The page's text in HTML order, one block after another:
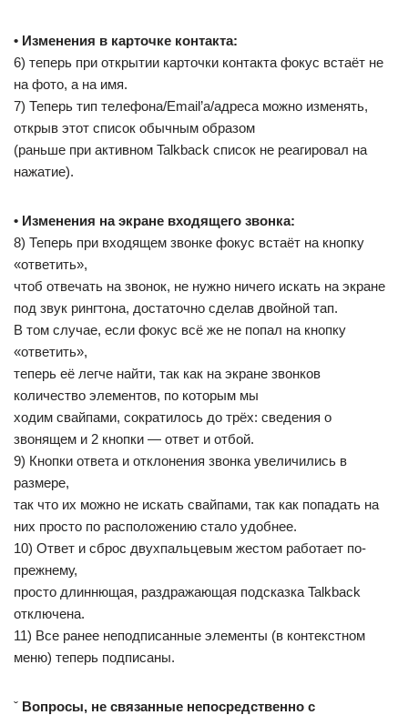
• Изменения в карточке контакта:
6) теперь при открытии карточки контакта фокус встаёт не
на фото, а на имя.
7) Теперь тип телефона/Email’а/адреса можно изменять,
открыв этот список обычным образом
(раньше при активном Talkback список не реагировал на
нажатие).
• Изменения на экране входящего звонка:
8) Теперь при входящем звонке фокус встаёт на кнопку
«ответить»,
чтоб отвечать на звонок, не нужно ничего искать на экране
под звук рингтона, достаточно сделав двойной тап.
В том случае, если фокус всё же не попал на кнопку
«ответить»,
теперь её легче найти, так как на экране звонков
количество элементов, по которым мы
ходим свайпами, сократилось до трёх: сведения о
звонящем и 2 кнопки — ответ и отбой.
9) Кнопки ответа и отклонения звонка увеличились в
размере,
так что их можно не искать свайпами, так как попадать на
них просто по расположению стало удобнее.
10) Ответ и сброс двухпальцевым жестом работает по-
прежнему,
просто длиннющая, раздражающая подсказка Talkback
отключена.
11) Все ранее неподписанные элементы (в контекстном
меню) теперь подписаны.
ˇ Вопросы, не связанные непосредственно с